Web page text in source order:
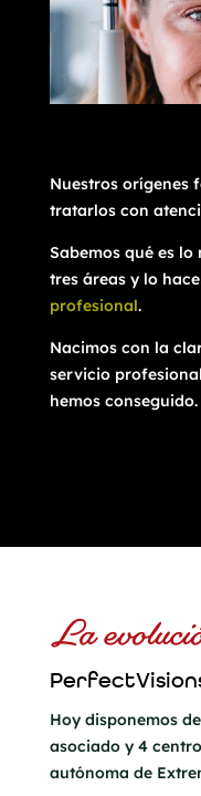
Nuestros orígenes
tratarlos con
Sabemos qué es
tres áreas y lo
profesional.
Nacimos con la
servicio
hemos conseguido.
La
Hoy disponemos
asociado y 4
autónoma de